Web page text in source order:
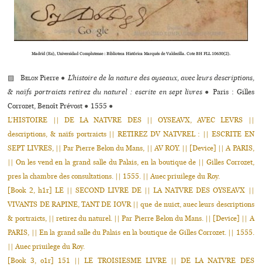
Madrid (Es), Universidad Complutense : Biblioteca Histórica Marqués de Valdecilla. Cote BH FLL 10630(2).
▨Belon Pierre ● L’histoire de la nature des oyseaux, avec leurs descriptions,
& naïfs portraicts retirez du naturel : escrite en sept livres ● Paris : Gilles
Corrozet, Benoît Prévost ● 1555 ●
L’HISTOIRE || DE LA NATVRE DES || OYSEAVX, AVEC LEVRS ||
descriptions, & naïfs portraicts || RETIREZ DV NATVREL : || ESCRITE EN
SEPT LIVRES, || Par Pierre Belon du Mans, || AV ROY. || [Device] || A PARIS,
|| On les vend en la grand salle du Palais, en la boutique de || Gilles Corrozet,
pres la chambre des consultations. || 1555. || Auec priuilege du Roy.
[Book 2, h1r] LE || SECOND LIVRE DE || LA NATVRE DES OYSEAVX ||
VIVANTS DE RAPINE, TANT DE IOVR || que de nuict, auec leurs descriptions
& portraicts, || retirez du naturel. || Par Pierre Belon du Mans. || [Device] || A
PARIS, || En la grand salle du Palais en la boutique de Gilles Corrozet. || 1555.
|| Auec priuilege du Roy.
[Book 3, o1r] 151 || LE TROISIESME LIVRE || DE LA NATVRE DES